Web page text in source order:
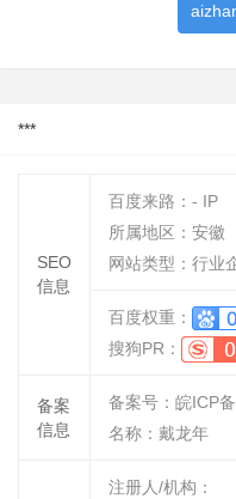
***
SEO
信息
百度来路： - IP
所属地区：安徽
网站类型：行业
百度权重：
搜狗PR：
备案
信息
备案号：皖ICP
名称： 戴龙年
注册人/机构：